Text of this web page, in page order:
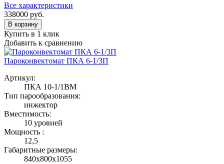
Все характеристики
338000 руб.
В корзину
Купить в 1 клик
Добавить к сравнению
Пароконвектомат ПКА 6-1/3П
Артикул:
ПКА 10-1/1ВМ
Тип парообразования:
инжектор
Вместимость:
10 уровней
Мощность :
12,5
Габаритные размеры:
840x800x1055